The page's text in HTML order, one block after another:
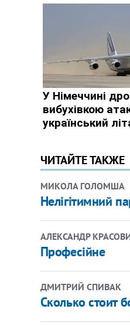
ЧИТАЙТЕ ТАКЖЕ
МИКОЛА ГОЛОМША
Нелігітимний
АЛЕКСАНДР
Професійне
ДМИТРИЙ СПИВАК
Сколько стоит